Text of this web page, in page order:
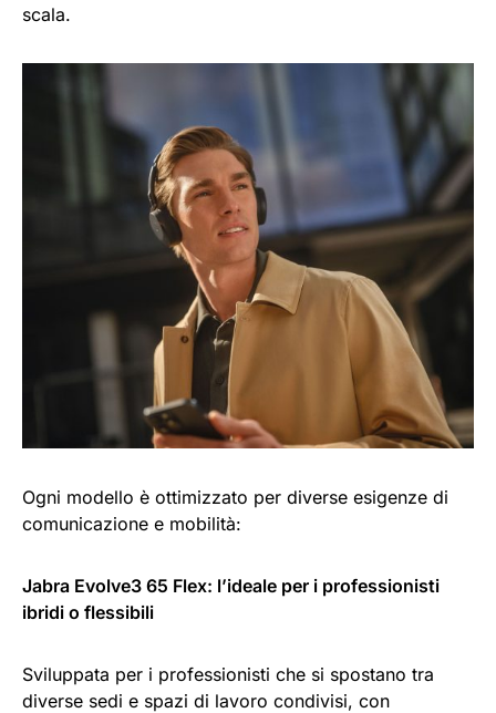
scala.
Ogni modello è ottimizzato per diverse esigenze di
comunicazione e mobilità:
Jabra Evolve3 65 Flex: l’ideale per i professionisti
ibridi o flessibili
Sviluppata per i professionisti che si spostano tra
diverse sedi e spazi di lavoro condivisi, con